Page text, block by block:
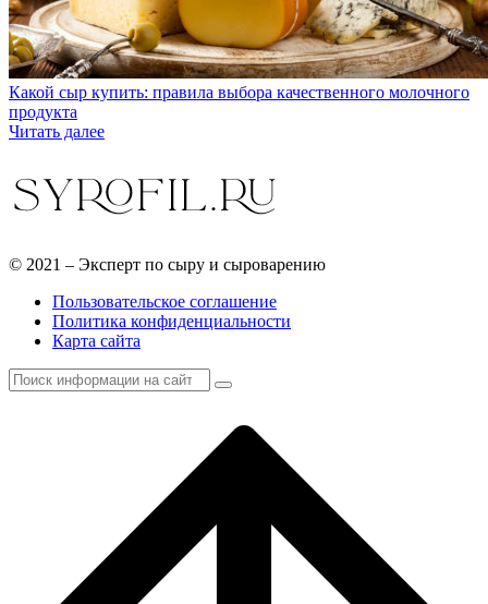
Какой сыр купить: правила выбора качественного молочного
продукта
Читать далее
© 2021 – Эксперт по сыру и сыроварению
Пользовательское соглашение
Политика конфиденциальности
Карта сайта